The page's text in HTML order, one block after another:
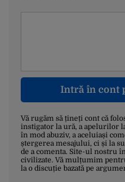
Intră în cont
Vă rugăm să țineți cont că
instigator la ură, a apelurilor
în mod abuziv, a aceluiași
ștergerea mesajului, ci și la
de a comenta. Site-ul nostru
civilizate. Vă mulțumim
la o discuție bazată pe